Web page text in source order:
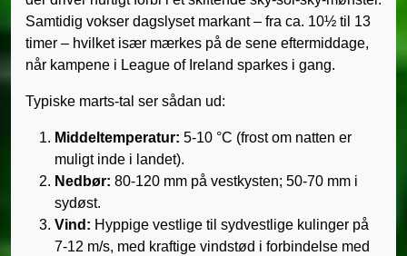
Samtidig vokser dagslyset markant – fra ca. 10½ til 13
timer – hvilket især mærkes på de sene eftermiddage,
når kampene i League of Ireland sparkes i gang.
Typiske marts-tal ser sådan ud:
Middeltemperatur: 5-10 °C (frost om natten er
muligt inde i landet).
Nedbør: 80-120 mm på vestkysten; 50-70 mm i
sydøst.
Vind: Hyppige vestlige til sydvestlige kulinger på
7-12 m/s, med kraftige vindstød i forbindelse med